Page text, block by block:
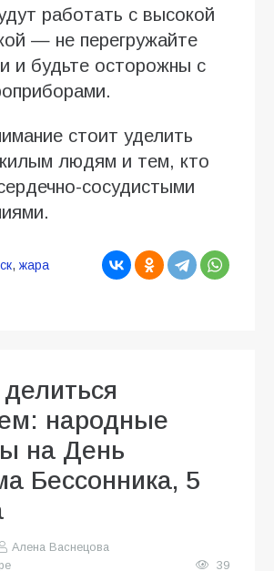
работать с высокой
— не перегружайте
и будьте осторожны с
стоит уделить
людям и тем, кто
сосудистыми
, жара
народные
на День
Бессонника, 5
Алена Васнецова
39